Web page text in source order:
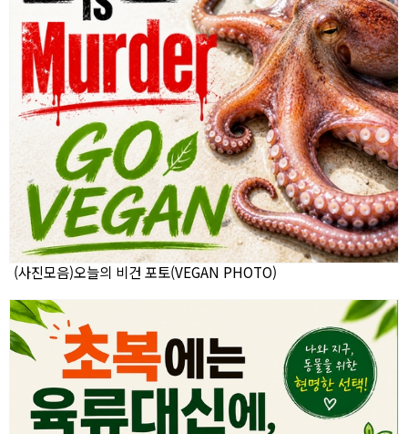
(사진모음)오늘의 비건 포토(VEGAN PHOTO)